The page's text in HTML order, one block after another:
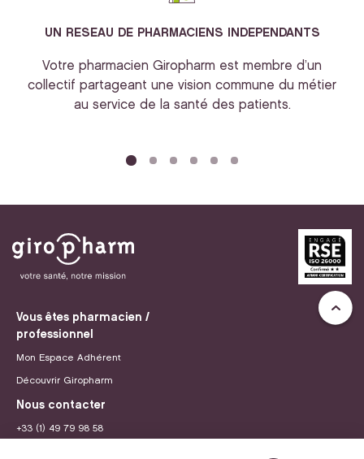
UN RESEAU DE PHARMACIENS INDEPENDANTS
Votre pharmacien Giropharm est membre d’un
collectif partageant une vision commune du métier
au service de la santé des patients.
Vous êtes pharmacien /
professionnel
Mon Espace Adhérent
Découvrir Giropharm
Nous contacter
+33 (1) 49 79 98 58